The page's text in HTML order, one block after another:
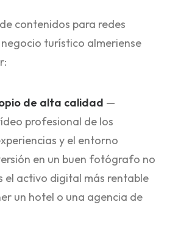
contenidos para redes
turístico almeriense
de alta calidad —
profesional de los
y el entorno
en un buen fotógrafo no
el activo digital más rentable
un hotel o una agencia de